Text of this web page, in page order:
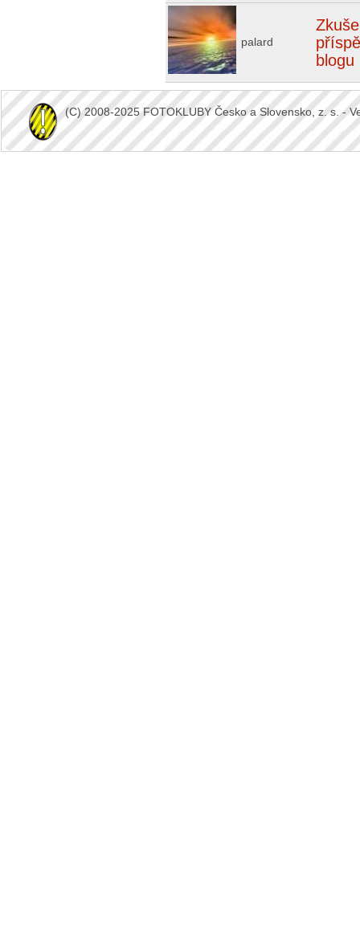
palard
blogu
(C) 2008-2025 FOTOKLUBY Česko a Slovensko, z. s. -